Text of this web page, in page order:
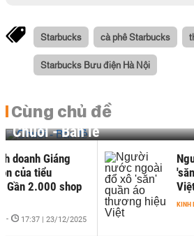
Starbucks cà phê Starbucks
Starbucks Bưu điện Hà Nội
Cùng chủ đề
Chuỗi - Bán lẻ
doanh Giáng
của tiểu
Gần 2.000 shop
- 17:37 | 23/12/2025
KINH